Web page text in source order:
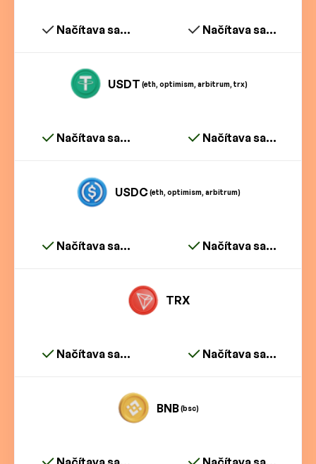
Načítava sa... Načítava sa...
USDT (eth, optimism, arbitrum, trx)
Načítava sa... Načítava sa...
USDC(eth, optimism, arbitrum)
Načítava sa... Načítava sa...
TRX
Načítava sa... Načítava sa...
BNB(bsc)